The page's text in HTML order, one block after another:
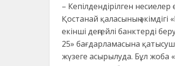
– Кепілдендірілген
Қостанай қаласының
екінші деңгейлі банктерді
25» бағдарламасына
жүзеге асырылуда. Бұл